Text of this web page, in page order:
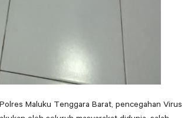
Maluku Tenggara Barat, pencegahan Virus